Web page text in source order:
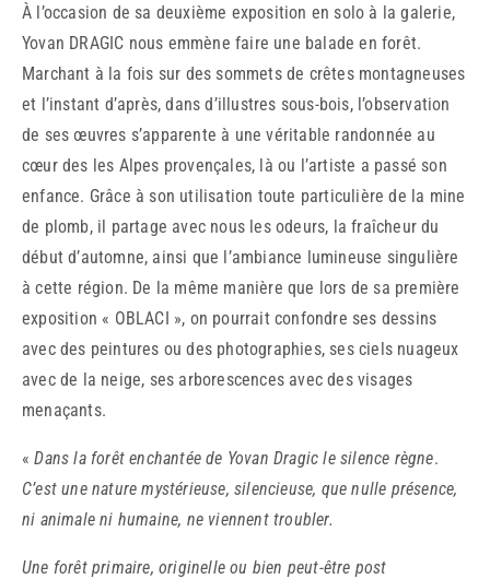
À l’occasion de sa deuxième exposition en solo à la galerie,
Yovan DRAGIC nous emmène faire une balade en forêt.
Marchant à la fois sur des sommets de crêtes montagneuses
et l’instant d’après, dans d’illustres sous-bois, l’observation
de ses œuvres s’apparente à une véritable randonnée au
cœur des les Alpes provençales, là ou l’artiste a passé son
enfance. Grâce à son utilisation toute particulière de la mine
de plomb, il partage avec nous les odeurs, la fraîcheur du
début d’automne, ainsi que l’ambiance lumineuse singulière
à cette région. De la même manière que lors de sa première
exposition « OBLACI », on pourrait confondre ses dessins
avec des peintures ou des photographies, ses ciels nuageux
avec de la neige, ses arborescences avec des visages
menaçants.
« Dans la forêt enchantée de Yovan Dragic le silence règne.
C’est une nature mystérieuse, silencieuse, que nulle présence,
ni animale ni humaine, ne viennent troubler.
Une forêt primaire, originelle ou bien peut-être post